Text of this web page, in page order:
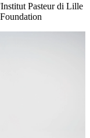
Pasteur di Lille